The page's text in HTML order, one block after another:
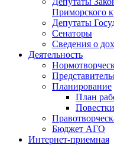
Приморского
Депутаты
Сенаторы
Сведения о
Деятельность
Планирование
План
Бюджет АГО
Интернет-приемная